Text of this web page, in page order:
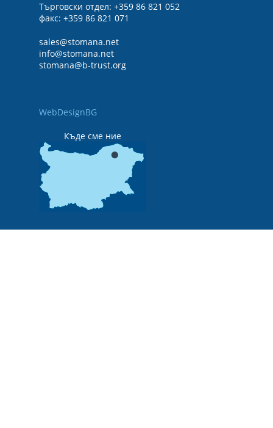
Търговски отдел: +359 86 821 052
факс: +359 86 821 071
sales@stomana.net
info@stomana.net
stomana@b-trust.org
WebDesignBG
Къде сме ние